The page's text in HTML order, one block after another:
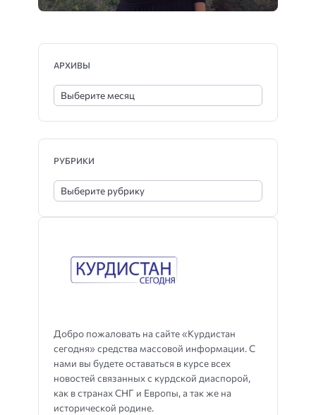
Добро пожаловать на сайте «Курдистан
сегодня» средства массовой информации. С
нами вы будете оставаться в курсе всех
новостей связанных с курдской диаспорой,
как в странах СНГ и Европы, а так же на
исторической родине.
АРХИВЫ
РУБРИКИ